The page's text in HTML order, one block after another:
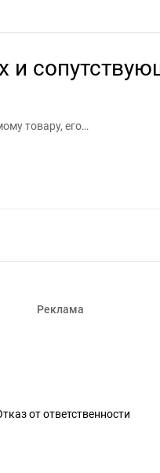
и
товару, его…
Реклама
от ответственности